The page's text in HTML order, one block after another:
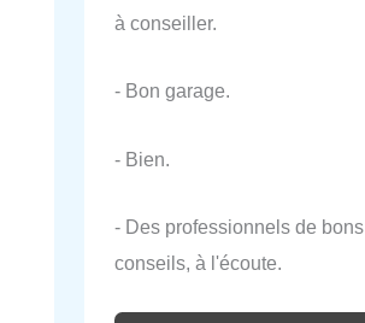
à conseiller.
- Bon garage.
- Bien.
- Des professionnels de bons
conseils, à l'écoute.